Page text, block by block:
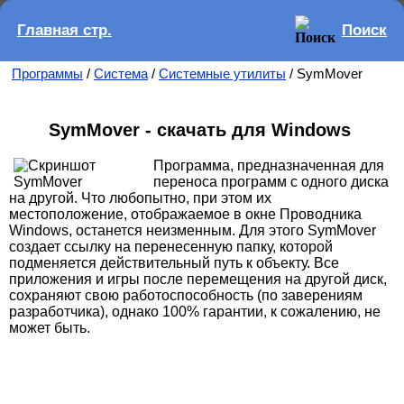
Главная стр. Поиск
Программы / Система / Системные утилиты / SymMover
SymMover - скачать для Windows
Программа, предназначенная для
переноса программ с одного диска
на другой. Что любопытно, при этом их
местоположение, отображаемое в окне Проводника
Windows, останется неизменным. Для этого SymMover
создает ссылку на перенесенную папку, которой
подменяется действительный путь к объекту. Все
приложения и игры после перемещения на другой диск,
сохраняют свою работоспособность (по заверениям
разработчика), однако 100% гарантии, к сожалению, не
может быть.